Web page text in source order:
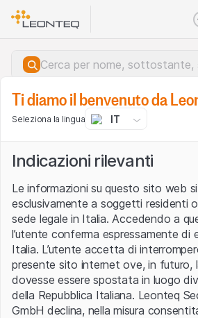
Errore del
Ti diamo il benvenuto da
Seleziona la lingua IT
Indicazioni rilevanti
Le informazioni su questo sito web
esclusivamente a soggetti residenti
sede legale in Italia. Accedendo a
l’utente conferma espressamente di
Italia. L’utente accetta di
presente sito internet ove, in futuro,
dovesse essere spostata in luogo
della Repubblica Italiana. Leonteq
GmbH declina, nella misura